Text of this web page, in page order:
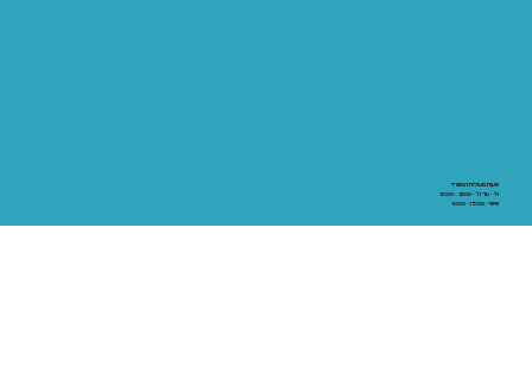
שעות פעילות המשרד
א' - עד ה' - 21:00 - 10:00
שישי - 15:00 - 10:00